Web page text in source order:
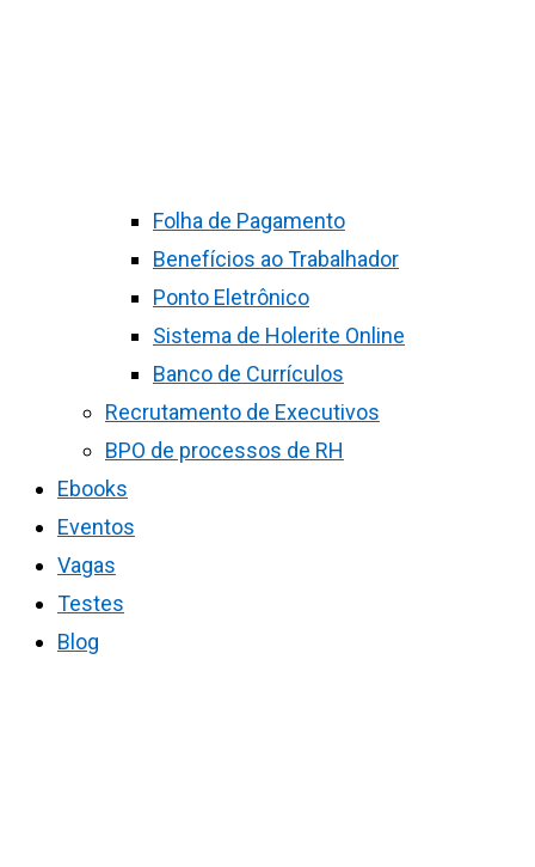
Folha de Pagamento
Benefícios ao Trabalhador
Ponto Eletrônico
Sistema de Holerite Online
Banco de Currículos
Recrutamento de Executivos
BPO de processos de RH
Ebooks
Eventos
Vagas
Testes
Blog